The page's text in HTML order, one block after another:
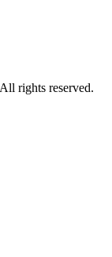
rights reserved.